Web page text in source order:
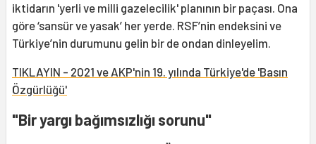
iktidarın 'yerli ve milli gazelecilik' planının bir paçası. Ona
göre ‘sansür ve yasak’ her yerde. RSF’nin endeksini ve
Türkiye’nin durumunu gelin bir de ondan dinleyelim.
TIKLAYIN - 2021 ve AKP'nin 19. yılında Türkiye'de 'Basın
Özgürlüğü'
"Bir yargı bağımsızlığı sorunu"